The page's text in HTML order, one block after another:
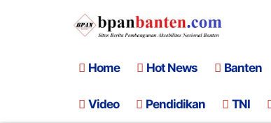
Home Hot News Banten
Video Pendidikan TNI